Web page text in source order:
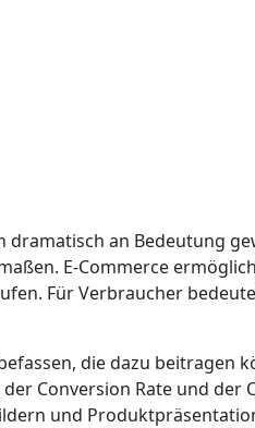
dramatisch an Bedeutung
E-Commerce
Für Verbraucher
die dazu beitragen
Conversion Rate und der
und